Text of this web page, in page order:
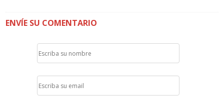
ENVÍE SU COMENTARIO